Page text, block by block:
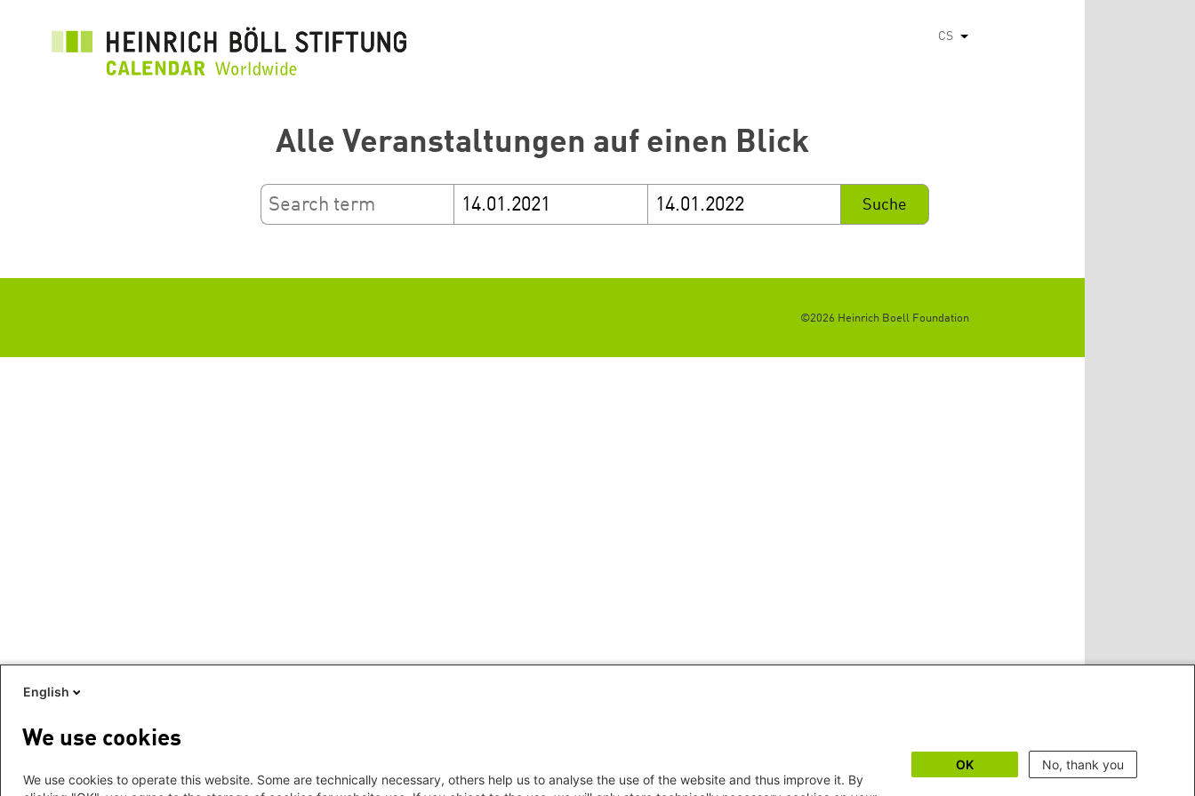
CS Vypsat dodatečné akce
Alle Veranstaltungen auf einen Blick
©2026 Heinrich Boell Foundation
English
We use cookies
We use cookies to operate this website. Some are technically necessary, others help us to analyse the use of the website and thus improve it. By
OK No, thank you